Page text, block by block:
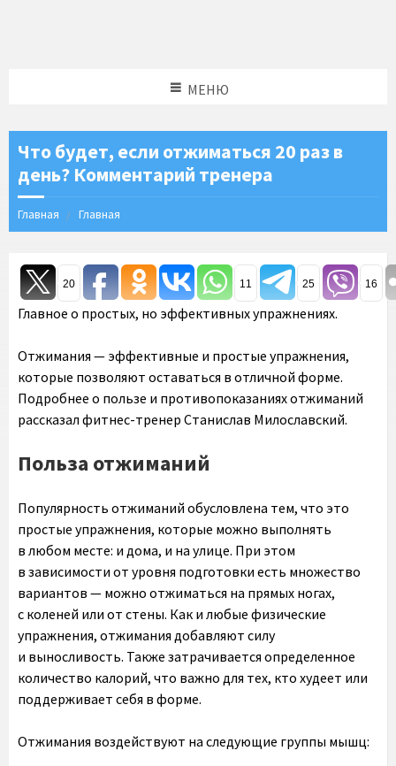
МЕНЮ
Что будет, если отжиматься 20 раз в
день? Комментарий тренера
Главная Главная
20 11 25 16
Главное о простых, но эффективных упражнениях.
Отжимания — эффективные и простые упражнения,
которые позволяют оставаться в отличной форме.
Подробнее о пользе и противопоказаниях отжиманий
рассказал фитнес-тренер Станислав Милославский.
Польза отжиманий
Популярность отжиманий обусловлена тем, что это
простые упражнения, которые можно выполнять
в любом месте: и дома, и на улице. При этом
в зависимости от уровня подготовки есть множество
вариантов — можно отжиматься на прямых ногах,
с коленей или от стены. Как и любые физические
упражнения, отжимания добавляют силу
и выносливость. Также затрачивается определенное
количество калорий, что важно для тех, кто худеет или
поддерживает себя в форме.
Отжимания воздействуют на следующие группы мышц: